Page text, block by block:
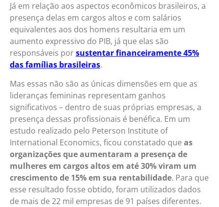
Já em relação aos aspectos econômicos brasileiros, a
presença delas em cargos altos e com salários
equivalentes aos dos homens resultaria em um
aumento expressivo do PIB, já que elas são
responsáveis porsustentar financeiramente 45%
das famílias brasileiras.
Mas essas não são as únicas dimensões em que as
lideranças femininas representam ganhos
significativos – dentro de suas próprias empresas, a
presença dessas profissionais é benéfica. Em um
estudo realizado pelo Peterson Institute of
International Economics, ficou constatado que as
organizações que aumentaram a presença de
mulheres em cargos altos em até 30% viram um
crescimento de 15% em sua rentabilidade. Para que
esse resultado fosse obtido, foram utilizados dados
de mais de 22 mil empresas de 91 países diferentes.